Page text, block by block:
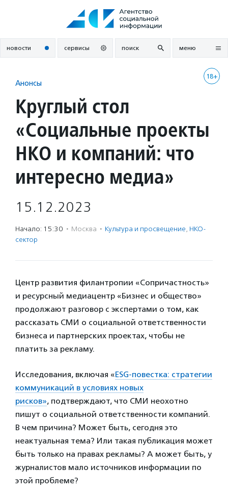
новости сервисы поиск меню
18+
Анонсы
Круглый стол
«Социальные проекты
НКО и компаний: что
интересно медиа»
15.12.2023
Начало: 15:30 · Москва · Культура и просвещение, НКО-
сектор
Центр развития филантропии «Сопричастность»
и ресурсный медиацентр «Бизнес и общество»
продолжают разговор с экспертами о том, как
рассказать СМИ о социальной ответственности
бизнеса и партнерских проектах, чтобы не
платить за рекламу.
Исследования, включая «ESG-повестка: стратегии
коммуникаций в условиях новых
рисков», подтверждают, что СМИ неохотно
пишут о социальной ответственности компаний.
В чем причина? Может быть, сегодня это
неактуальная тема? Или такая публикация может
быть только на правах рекламы? А может быть, у
журналистов мало источников информации по
этой проблеме?